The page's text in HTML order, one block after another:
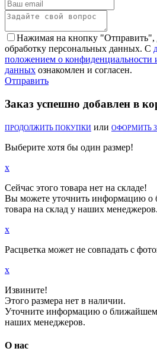
Нажимая на кнопку "Отправить",
обработку персональных данных. С
положением о конфиденциальности
данных ознакомлен и согласен.
Отправить
Заказ успешно добавлен в
ПРОДОЛЖИТЬ ПОКУПКИ или ОФОРМИТЬ
Выберите хотя бы один размер!
x
Сейчас этого товара нет на складе!
Вы можете уточнить информацию о
товара на склад у наших менеджеров.
x
Расцветка может не совпадать с
x
Извините!
Этого размера нет в наличии.
Уточните информацию о ближайшем
наших менеджеров.
О нас